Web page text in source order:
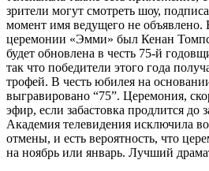
зрители могут смотреть шоу,
момент имя ведущего не
церемонии «Эмми» был Кенан
будет обновлена в честь 75-й
так что победители этого года
трофей. В честь юбилея на
выгравировано “75”. Церемония,
эфир, если забастовка продлится до
Академия телевидения исключила
отмены, и есть вероятность, что
на ноябрь или январь. Лучший